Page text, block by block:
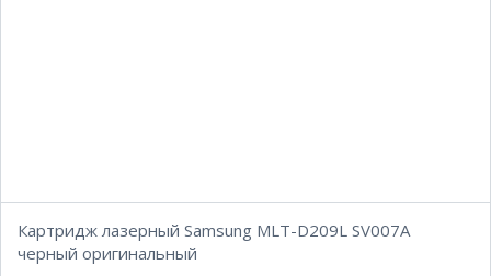
Картридж лазерный Samsung MLT-D209L SV007A
черный оригинальный